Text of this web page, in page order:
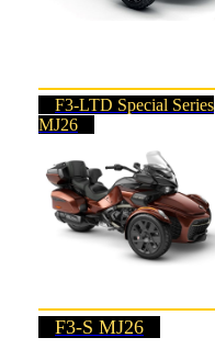
F3-LTD Special Series
MJ26
F3-S MJ26